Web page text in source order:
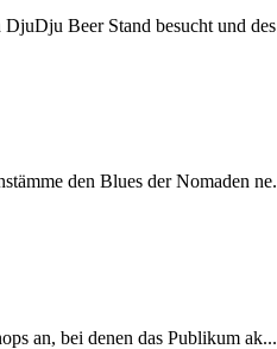
Beer Stand besucht und
den Blues der Nomaden
an, bei denen das Publikum ak...